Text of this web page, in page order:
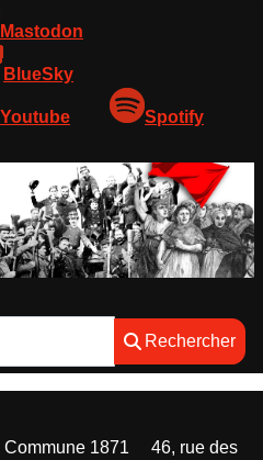
Mastodon
BlueSky
Youtube Spotify
Rechercher
Commune 1871 46, rue des